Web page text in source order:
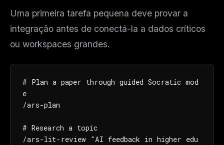
Uma primeira tarefa pequena deve provar a
integração antes de conectá-la a dados críticos
ou workspaces grandes.
# Plan a paper through guided Socratic mod
e
/ars-plan
# Research a topic
/ars-lit-review "AI feedback in higher edu